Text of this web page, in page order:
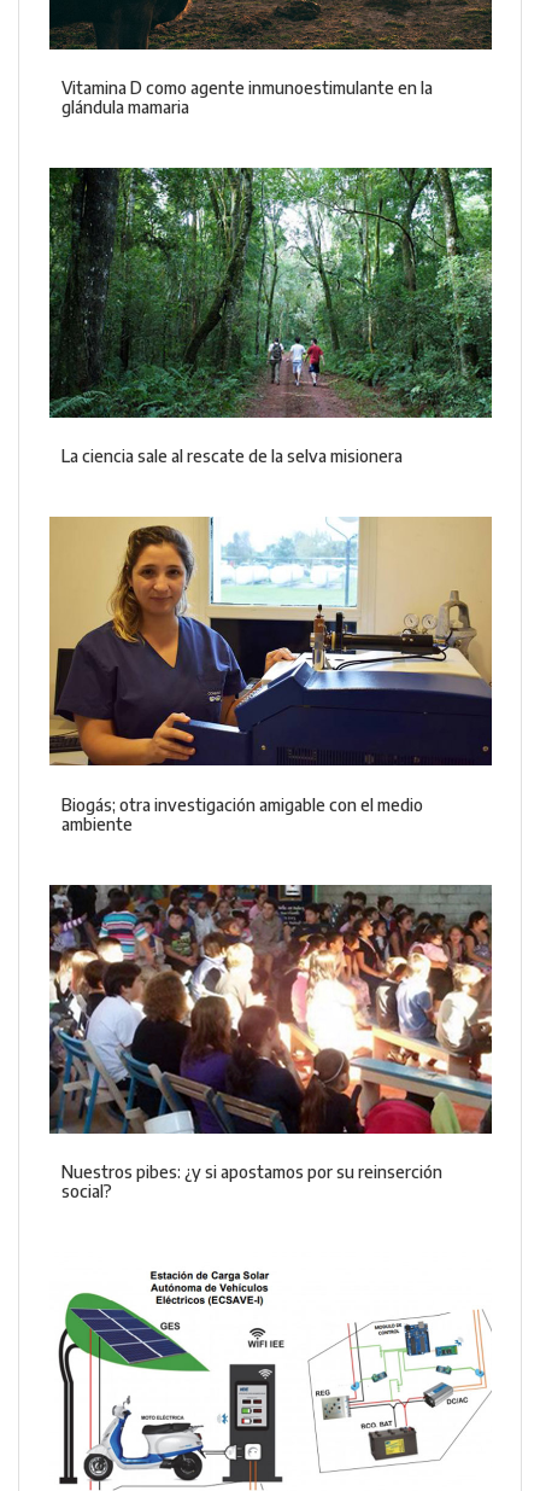
Vitamina D como agente inmunoestimulante en la
glándula mamaria
La ciencia sale al rescate de la selva misionera
Biogás; otra investigación amigable con el medio
ambiente
Nuestros pibes: ¿y si apostamos por su reinserción
social?